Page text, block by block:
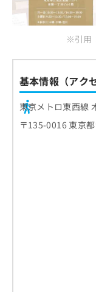
※引用
基本情報（アク
東京メトロ東西線
〒135-0016 東京